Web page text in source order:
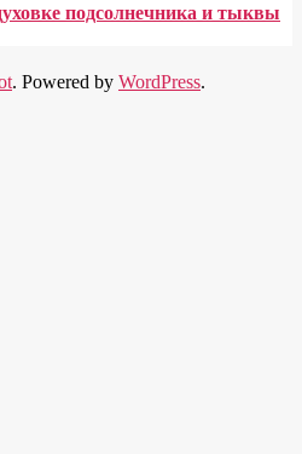
подсолнечника и тыквы
. Powered by WordPress.